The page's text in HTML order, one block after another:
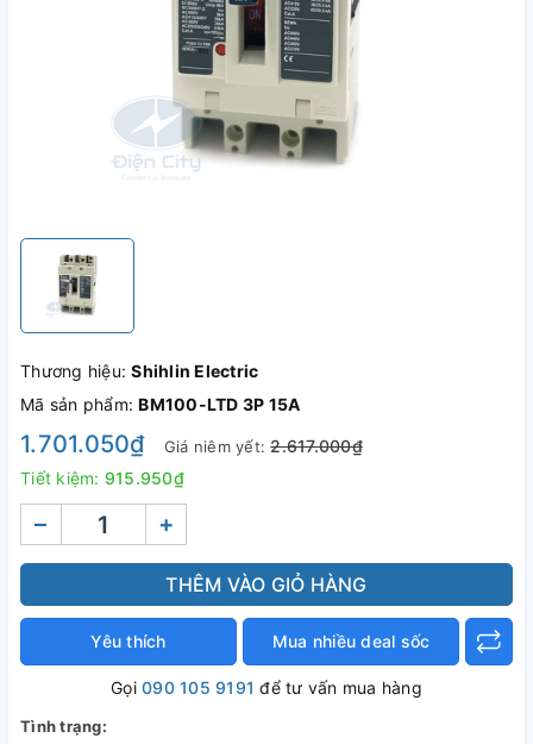
Thương hiệu:Shihlin Electric
Mã sản phẩm:BM100-LTD 3P 15A
1.701.050₫ Giá niêm yết:2.617.000₫
Tiết kiệm: 915.950₫
– +
THÊM VÀO GIỎ HÀNG
Yêu thích Mua nhiều deal sốc
Gọi090 105 9191 để tư vấn mua hàng
Tình trạng: